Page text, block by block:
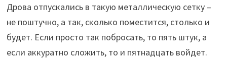
Дрова отпускались в такую металлическую сетку –
не поштучно, а так, сколько поместится, столько и
будет. Если просто так побросать, то пять штук, а
если аккуратно сложить, то и пятнадцать войдет.